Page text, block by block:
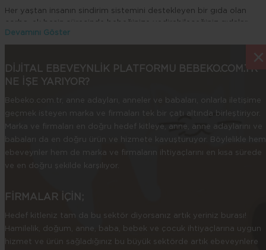
Her yaştan insanın sindirim sistemini destekleyen bir gıda olan
çorba, ek besin sürecinde bebeğinize yedirebileceğiniz gıdalar
arasında yer alıyor. Çorba çeşitleri, sindirim sistemini
desteklemesinin yanı sıra bağışıklık sistemini destekleyici özelliklere
olacak ve bağışıklığını artıracak çorba tariflerini kategorimizde
bulabilirsiniz.
Bebeğiniz, altıncı ayını doldurdu ve ek gıda sürecine başladınız.
Ebeveyn olarak bebeğinizi sağlıklı besleyerek onun gelişimine
destek olmak istiyorsunuz. Bebekler için çorba tarifleri ile
bebeğinizin gelişimine ve bağışıklık sisteminin güçlenmesine
olabilirsiniz. Çeşitli sebzeler veya baklagiller ile hazırlanan çorbalar,
bebeğinizin ek gıda sürecinde tüketebileceği gıdalar arasında yer
yararlı olacaktır.
Ek Gıda Döneminde Bebekler İçin Çorba
Tarifleri
Bebek çorbaları, miniklerin gelişimi için oldukça besleyici içeriğe
DİJİTAL EBEVEYNLİK PLATFORMU BEBEKO.COM.TR
NE İŞE YARIYOR?
Bebeko.com.tr, anne adayları, anneler ve babaları, onlarla iletişime
geçmek isteyen marka ve firmaları tek bir çatı altında birleştiriyor.
Marka ve firmaları en doğru hedef kitleye, anne, anne adaylarını ve
babaları da en doğru ürün ve hizmete kavuşturuyor. Böylelikle hem
ebeveynler hem de marka ve firmaların ihtiyaçlarını en kısa sürede
ve en doğru şekilde karşılıyor.
FİRMALAR İÇİN;
Hedef kitleniz tam da bu sektör diyorsanız artık yeriniz burası!
Hamilelik, doğum, anne, baba, bebek ve çocuk ihtiyaçlarına uygun
hizmet ve ürün sağladığınız bu büyük sektörde artık ebeveynlere